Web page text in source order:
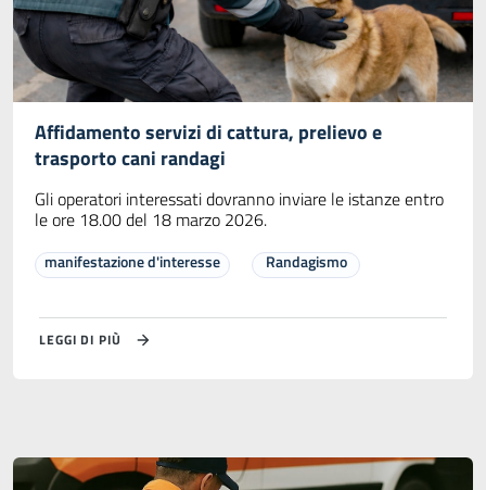
Affidamento servizi di cattura, prelievo e
trasporto cani randagi
Gli operatori interessati dovranno inviare le istanze entro
le ore 18.00 del 18 marzo 2026.
manifestazione d'interesse Randagismo
LEGGI DI PIÙ